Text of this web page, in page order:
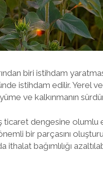
biri istihdam
istihdam edilir. Yerel
ve kalkınmanın
dengesine olumlu
bir parçasını
bağımlılığı